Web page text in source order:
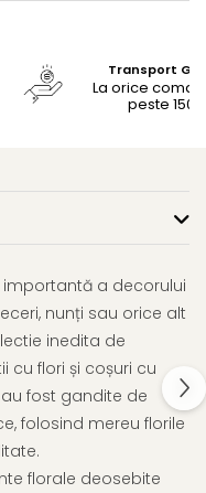
Transport
La orice
peste
a decorului
nunți sau orice alt
inedita de
cu flori și coșuri cu
fost gandite de
folosind mereu florile
florale deosebite